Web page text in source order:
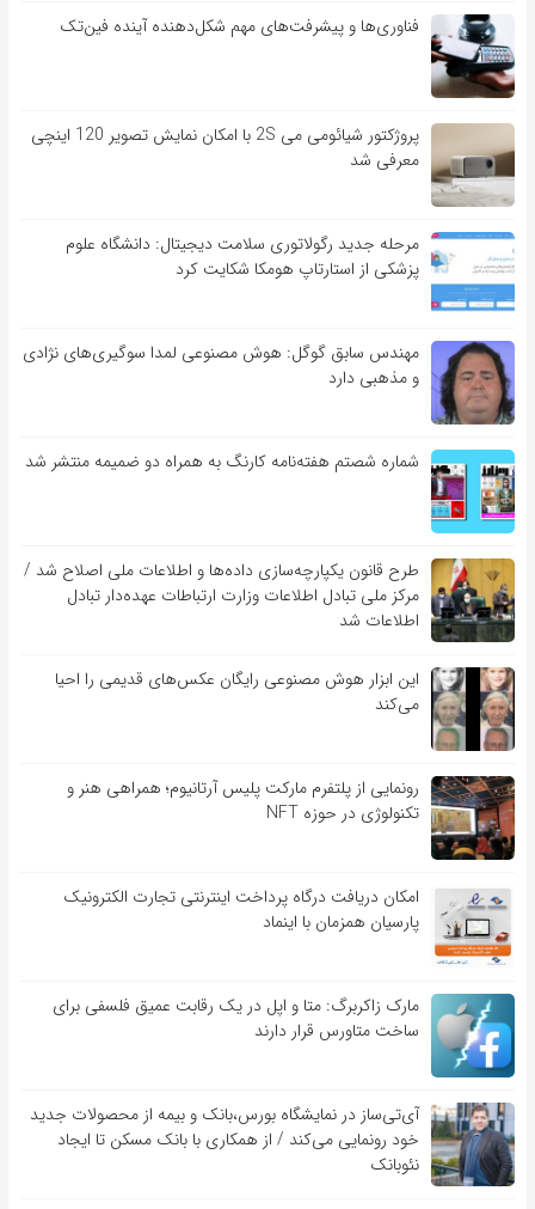
فناوری‌ها و پیشرفت‌های مهم شکل‌دهنده آینده فین‌تک
پروژکتور شیائومی می 2S با امکان نمایش تصویر 120 اینچی
معرفی شد
مرحله جدید رگولاتوری سلامت دیجیتال: دانشگاه علوم
پزشکی از استارتاپ هومکا شکایت کرد
مهندس سابق گوگل: هوش مصنوعی لمدا سوگیری‌های نژادی
و مذهبی دارد
شماره شصتم هفته‌نامه کارنگ به همراه دو ضمیمه منتشر شد
طرح قانون یکپارچه‌سازی داده‌ها و اطلاعات ملی اصلاح شد /
مرکز ملی تبادل اطلاعات وزارت ارتباطات عهده‌دار تبادل
اطلاعات شد
این ابزار هوش مصنوعی رایگان عکس‌های قدیمی را احیا
می‌کند
رونمایی از پلتفرم مارکت پلیس آرتانیوم؛ همراهی هنر و
تکنولوژی در حوزه NFT
امکان دریافت درگاه پرداخت اینترنتی تجارت الکترونیک
پارسیان همزمان با اینماد
مارک زاکربرگ: متا و اپل در یک رقابت عمیق فلسفی برای
ساخت متاورس قرار دارند
آی‌تی‌ساز در نمایشگاه بورس،بانک و بیمه از محصولات جدید
خود رونمایی می‌کند / از همکاری با بانک مسکن تا ایجاد
نئوبانک